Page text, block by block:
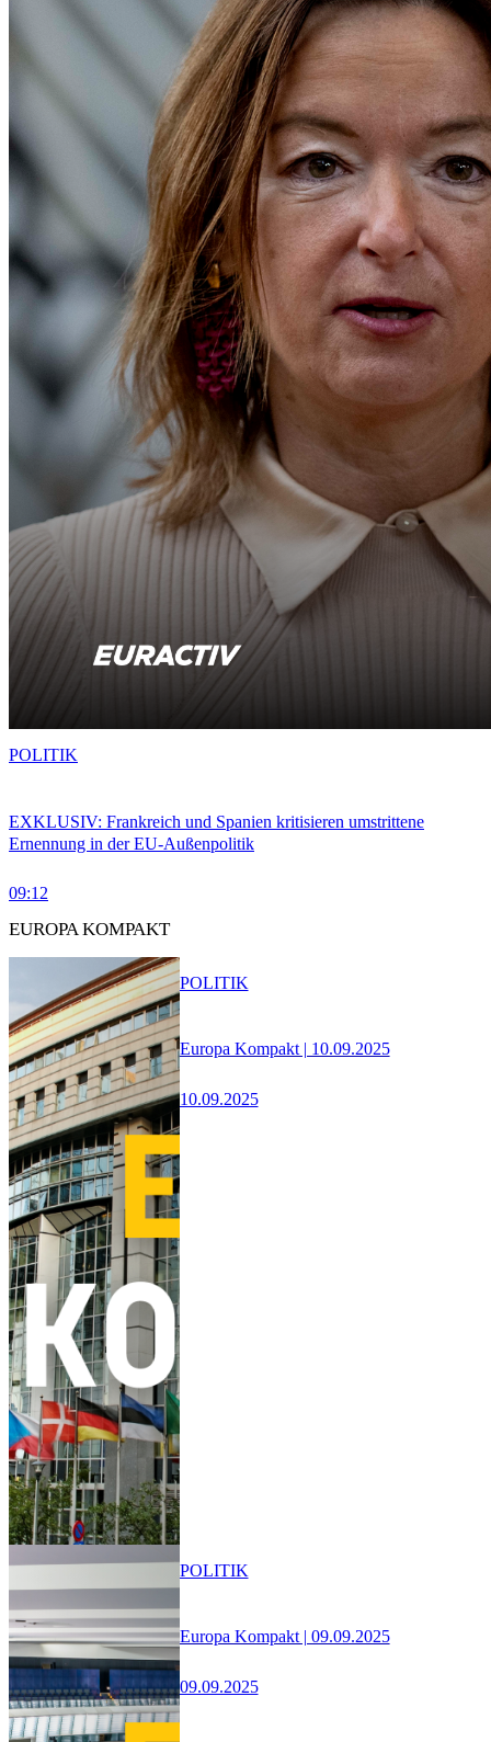
EXKLUSIV: Frankreich und Spanien kritisieren umstrittene
Ernennung in der EU-Außenpolitik
09:12
POLITIK
EUROPA KOMPAKT
Europa Kompakt | 10.09.2025
10.09.2025
POLITIK
Europa Kompakt | 09.09.2025
09.09.2025
POLITIK